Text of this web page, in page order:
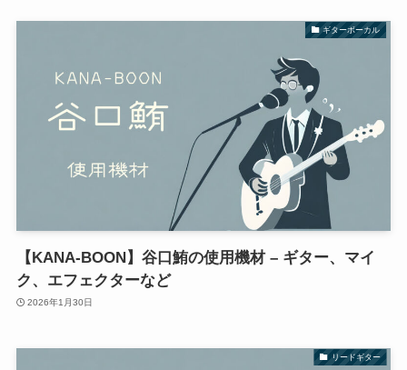
ギターボーカル
【KANA-BOON】谷口鮪の使用機材 – ギター、マイ
ク、エフェクターなど
2026年1月30日
リードギター